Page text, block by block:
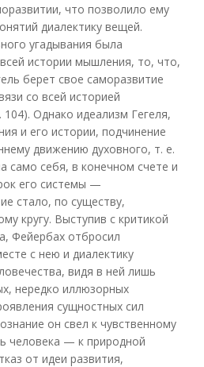
что позволило ему
диалектику вещей.
угадывания была
истории мышления, то, что,
берет свое саморазвитие
со всей историей
Однако идеализм Гегеля,
и его истории, подчинение
движению духовного, т. е.
само себя, в конечном счете и
его системы —
стало, по существу,
кругу. Выступив с критикой
Фейербах отбросил
с нею и диалектику
видя в ней лишь
нередко иллюзорных
сущностных сил
он свел к чувственному
человека — к природной
от идеи развития,